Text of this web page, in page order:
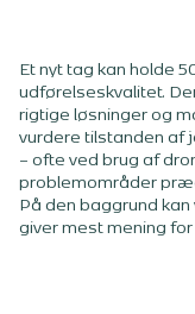
Et nyt tag kan holde
udførelseskvalitet.
rigtige løsninger og
vurdere tilstanden af
– ofte ved brug af
problemområder
På den baggrund
giver mest mening